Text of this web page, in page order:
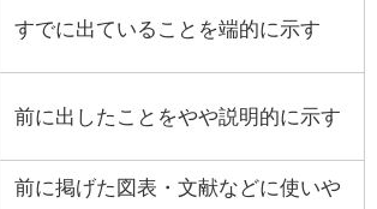
すでに出ていることを端的に示す
前に出したことをやや説明的に示す
前に掲げた図表・文献などに使いや